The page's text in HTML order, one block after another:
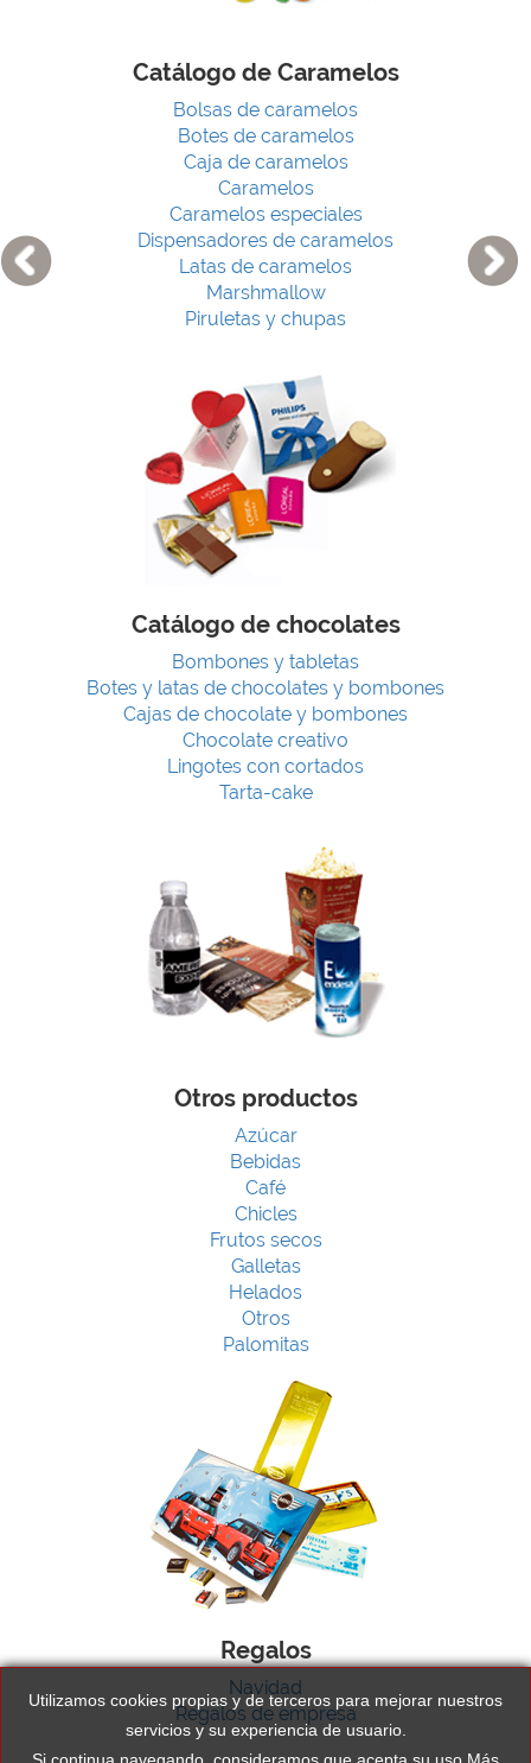
Catálogo de Caramelos
Bolsas de caramelos
Botes de caramelos
Caja de caramelos
Caramelos
Caramelos especiales
Dispensadores de caramelos
Latas de caramelos
Marshmallow
Piruletas y chupas
Catálogo de chocolates
Bombones y tabletas
Botes y latas de chocolates y bombones
Cajas de chocolate y bombones
Chocolate creativo
Lingotes con cortados
Tarta-cake
Otros productos
Azúcar
Bebidas
Café
Chicles
Frutos secos
Galletas
Helados
Otros
Palomitas
Regalos
Navidad
Regalos de empresa
Utilizamos cookies propias y de terceros para mejorar nuestros
servicios y su experiencia de usuario.